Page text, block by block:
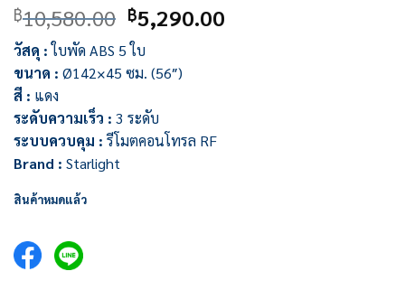
฿10,580.00 Original
price
was:
฿10,580.00.
฿5,290.00
วัสดุ :ใบพัด ABS 5 ใบ
ขนาด : Ø142×45 ซม. (56″)
สี : แดง
ระดับความเร็ว : 3 ระดับ
ระบบควบคุม :รีโมตคอนโทรล RF
Brand : Starlight
สินค้าหมดแล้ว